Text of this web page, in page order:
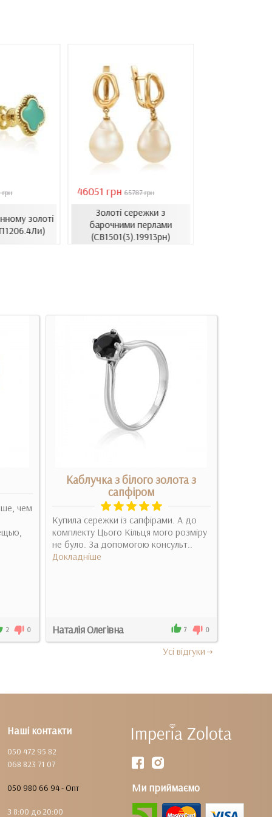
грн
золоті
46051 грн 65787 грн
Золоті сережки з
барочними перлами
(СВ1501(3).19913рн)
чем
2 0
Каблучка з білого золота з
сапфіром
Купила сережки із сапфірами. А до
комплекту Цього Кільця мого розміру
не було. За допомогою консульт..
Докладніше
Наталія Олегівна 7 0
Усi вiдгуки
Наші контакти
050 472 95 82
068 823 71 07
050 980 66 94 - Опт
З 8:00 до 20:00
Ми приймаємо